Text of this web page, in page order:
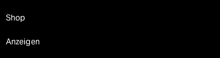
Shop
Anzeigen